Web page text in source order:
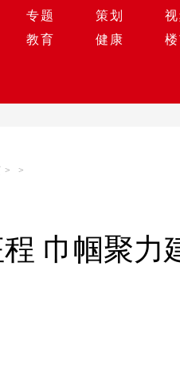
专题 策划
教育 健康
> >
巾帼聚力